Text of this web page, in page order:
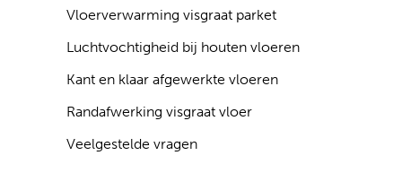
Vloerverwarming visgraat parket
Luchtvochtigheid bij houten vloeren
Kant en klaar afgewerkte vloeren
Randafwerking visgraat vloer
Veelgestelde vragen